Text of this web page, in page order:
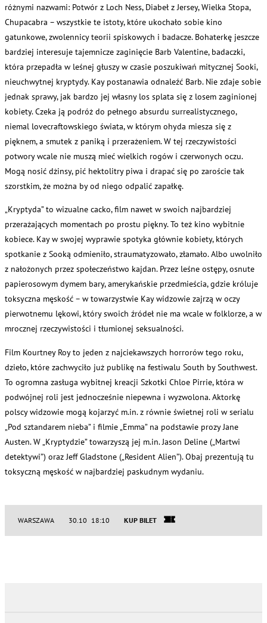
różnymi nazwami: Potwór z Loch Ness, Diabeł z Jersey, Wielka Stopa,
Chupacabra – wszystkie te istoty, które ukochało sobie kino
gatunkowe, zwolennicy teorii spiskowych i badacze. Bohaterkę jeszcze
bardziej interesuje tajemnicze zaginięcie Barb Valentine, badaczki,
która przepadła w leśnej głuszy w czasie poszukiwań mitycznej Sooki,
nieuchwytnej kryptydy. Kay postanawia odnaleźć Barb. Nie zdaje sobie
jednak sprawy, jak bardzo jej własny los splata się z losem zaginionej
kobiety. Czeka ją podróż do pełnego absurdu surrealistycznego,
niemal lovecraftowskiego świata, w którym ohyda miesza się z
pięknem, a smutek z paniką i przerażeniem. W tej rzeczywistości
potwory wcale nie muszą mieć wielkich rogów i czerwonych oczu.
Mogą nosić dżinsy, pić hektolitry piwa i drapać się po zaroście tak
szorstkim, że można by od niego odpalić zapałkę.
„Kryptyda” to wizualne cacko, film nawet w swoich najbardziej
przerażających momentach po prostu piękny. To też kino wybitnie
kobiece. Kay w swojej wyprawie spotyka głównie kobiety, których
spotkanie z Sooką odmieniło, straumatyzowało, złamało. Albo uwolniło
z nałożonych przez społeczeństwo kajdan. Przez leśne ostępy, osnute
papierosowym dymem bary, amerykańskie przedmieścia, gdzie króluje
toksyczna męskość – w towarzystwie Kay widzowie zajrzą w oczy
pierwotnemu lękowi, który swoich źródeł nie ma wcale w folklorze, a w
mrocznej rzeczywistości i tłumionej seksualności.
Film Kourtney Roy to jeden z najciekawszych horrorów tego roku,
dzieło, które zachwyciło już publikę na festiwalu South by Southwest.
To ogromna zasługa wybitnej kreacji Szkotki Chloe Pirrie, która w
podwójnej roli jest jednocześnie niepewna i wyzwolona. Aktorkę
polscy widzowie mogą kojarzyć m.in. z równie świetnej roli w serialu
„Pod sztandarem nieba” i filmie „Emma” na podstawie prozy Jane
Austen. W „Kryptydzie” towarzyszą jej m.in. Jason Deline („Martwi
detektywi”) oraz Jeff Gladstone („Resident Alien”). Obaj prezentują tu
toksyczną męskość w najbardziej paskudnym wydaniu.
WARSZAWA 30.10 18:10 KUP BILET